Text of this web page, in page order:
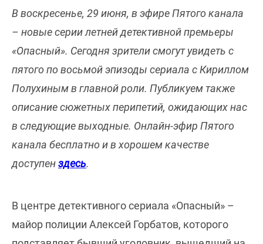
В воскресенье, 29 июня, в эфире Пятого канала
– новые серии летней детективной премьеры
«Опасный». Сегодня зрители смогут увидеть с
пятого по восьмой эпизоды сериала с Кириллом
Полухиным в главной роли. Публикуем также
описание сюжетных перипетий, ожидающих нас
в следующие выходные. Онлайн-эфир Пятого
канала бесплатно и в хорошем качестве
доступенздесь.
В центре детективного сериала «Опасный» –
майор полиции Алексей Горбатов, которого